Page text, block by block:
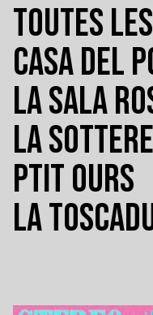
TOUTES
CASA DEL
LA SALA
LA
PTIT OURS
LA